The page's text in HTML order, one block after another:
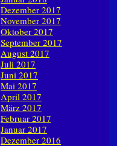
Dezember 2017
November 2017
Oktober 2017
September 2017
August 2017
Juli 2017
Juni 2017
Mai 2017
April 2017
März 2017
Februar 2017
Januar 2017
Dezember 2016